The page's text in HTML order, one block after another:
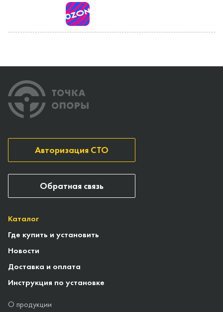
Каталог
Где купить и установить
Новости
Доставка и оплата
Инструкция по установке
О продукции
Авторизация СТО
Обратная связь